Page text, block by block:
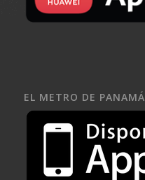
EL METRO DE PANAMÁ